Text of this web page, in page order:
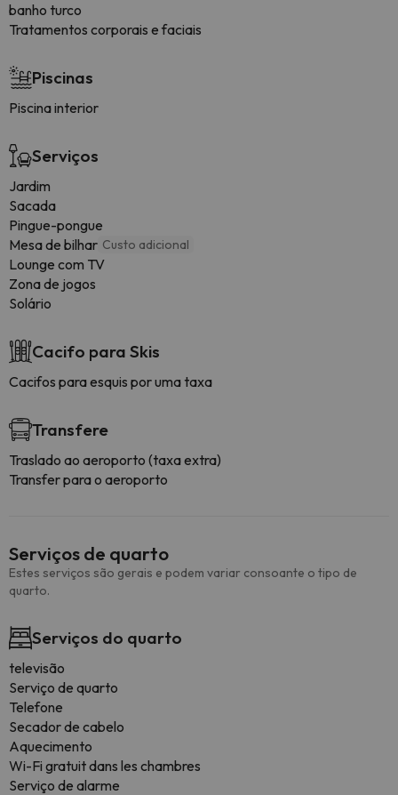
banho turco
Tratamentos corporais e faciais
Piscinas
Piscina interior
Serviços
Jardim
Sacada
Pingue-pongue
Mesa de bilhar Custo adicional
Lounge com TV
Zona de jogos
Solário
Cacifo para Skis
Cacifos para esquis por uma taxa
Transfere
Traslado ao aeroporto (taxa extra)
Transfer para o aeroporto
Serviços de quarto
Estes serviços são gerais e podem variar consoante o tipo de
quarto.
Serviços do quarto
televisão
Serviço de quarto
Telefone
Secador de cabelo
Aquecimento
Wi-Fi gratuit dans les chambres
Serviço de alarme